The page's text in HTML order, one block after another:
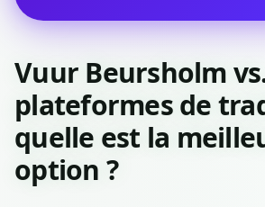
Vuur Beursholm
plateformes de
quelle est la
option ?